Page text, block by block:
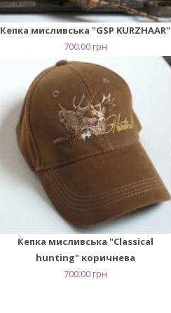
Кепка мисливська "GSP KURZHAAR"
700.00 грн
Кепка мисливська "Сlassical
hunting" коричнева
700.00 грн